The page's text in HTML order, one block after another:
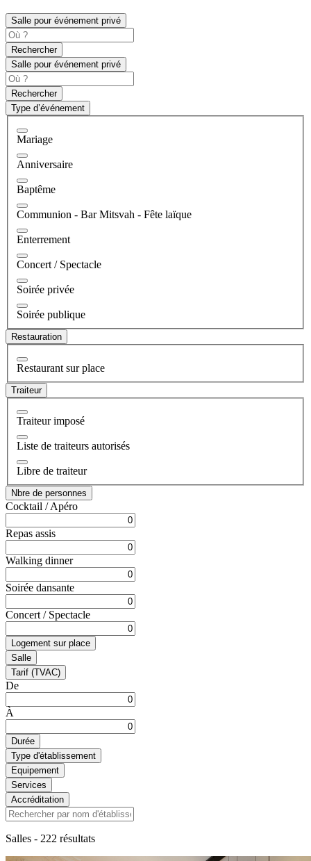
Salle pour événement privé
Rechercher
Salle pour événement privé
Rechercher
Type d’événement
Mariage
Anniversaire
Baptême
Communion - Bar Mitsvah - Fête laïque
Enterrement
Concert / Spectacle
Soirée privée
Soirée publique
Restauration
Restaurant sur place
Traiteur
Traiteur imposé
Liste de traiteurs autorisés
Libre de traiteur
Nbre de personnes
Cocktail / Apéro
Repas assis
Walking dinner
Soirée dansante
Concert / Spectacle
Logement sur place
Salle
Tarif (TVAC)
De
À
Durée
Type d'établissement
Equipement
Services
Accréditation
Salles - 222 résultats